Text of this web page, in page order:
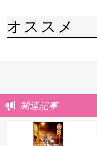
オススメ
関連記事